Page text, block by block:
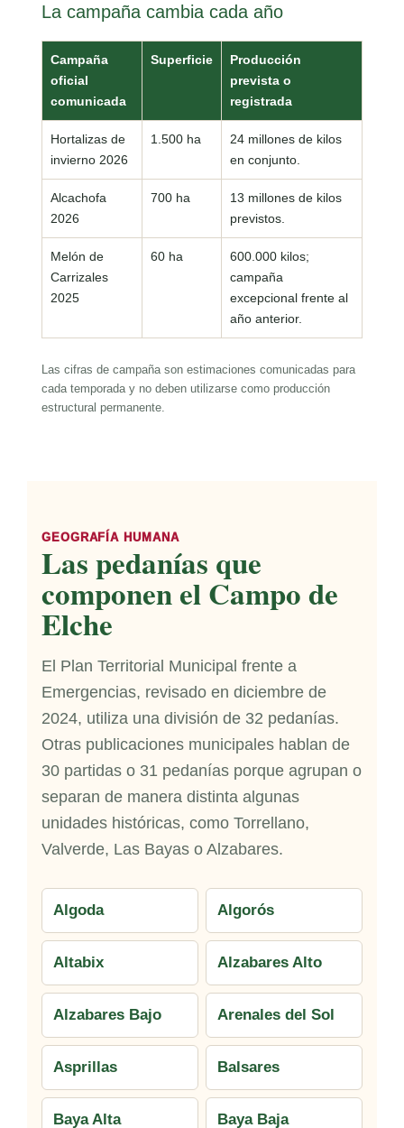
La campaña cambia cada año
Campaña
oficial
comunicada
Superficie
Producción
prevista o
registrada
Hortalizas de
invierno 2026
1.500 ha
24 millones de kilos
en conjunto.
Alcachofa
2026
700 ha
13 millones de kilos
previstos.
Melón de
Carrizales
2025
60 ha
600.000 kilos;
campaña
excepcional frente al
año anterior.
Las cifras de campaña son estimaciones comunicadas para
cada temporada y no deben utilizarse como producción
estructural permanente.
GEOGRAFÍA HUMANA
Las pedanías que
componen el Campo de
Elche
El Plan Territorial Municipal frente a
Emergencias, revisado en diciembre de
2024, utiliza una división de 32 pedanías.
Otras publicaciones municipales hablan de
30 partidas o 31 pedanías porque agrupan o
separan de manera distinta algunas
unidades históricas, como Torrellano,
Valverde, Las Bayas o Alzabares.
Algoda Algorós
Altabix Alzabares Alto
Alzabares Bajo Arenales del Sol
Asprillas Balsares
Baya Alta Baya Baja